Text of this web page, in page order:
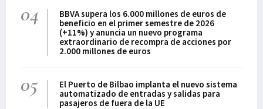
04
BBVA supera los 6.000 millones de euros de
beneficio en el primer semestre de 2026
(+11%) y anuncia un nuevo programa
extraordinario de recompra de acciones por
2.000 millones de euros
05
El Puerto de Bilbao implanta el nuevo sistema
automatizado de entradas y salidas para
pasajeros de fuera de la UE